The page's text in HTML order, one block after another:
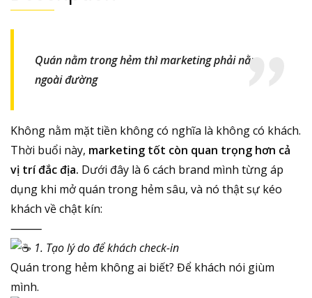
Quán nằm trong hẻm thì marketing phải nằm
ngoài đường
Không nằm mặt tiền không có nghĩa là không có khách.
Thời buổi này, marketing tốt còn quan trọng hơn cả
vị trí đắc địa. Dưới đây là 6 cách brand mình từng áp
dụng khi mở quán trong hẻm sâu, và nó thật sự kéo
khách về chật kín:
⸻
1. Tạo lý do để khách check-in
Quán trong hẻm không ai biết? Để khách nói giùm
mình.